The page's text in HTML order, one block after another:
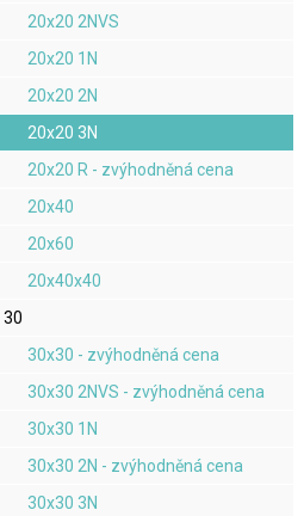
20x20 2NVS
20x20 1N
20x20 2N
20x20 3N
20x20 R - zvýhodněná cena
20x40
20x60
20x40x40
30
30x30 - zvýhodněná cena
30x30 2NVS - zvýhodněná cena
30x30 1N
30x30 2N - zvýhodněná cena
30x30 3N